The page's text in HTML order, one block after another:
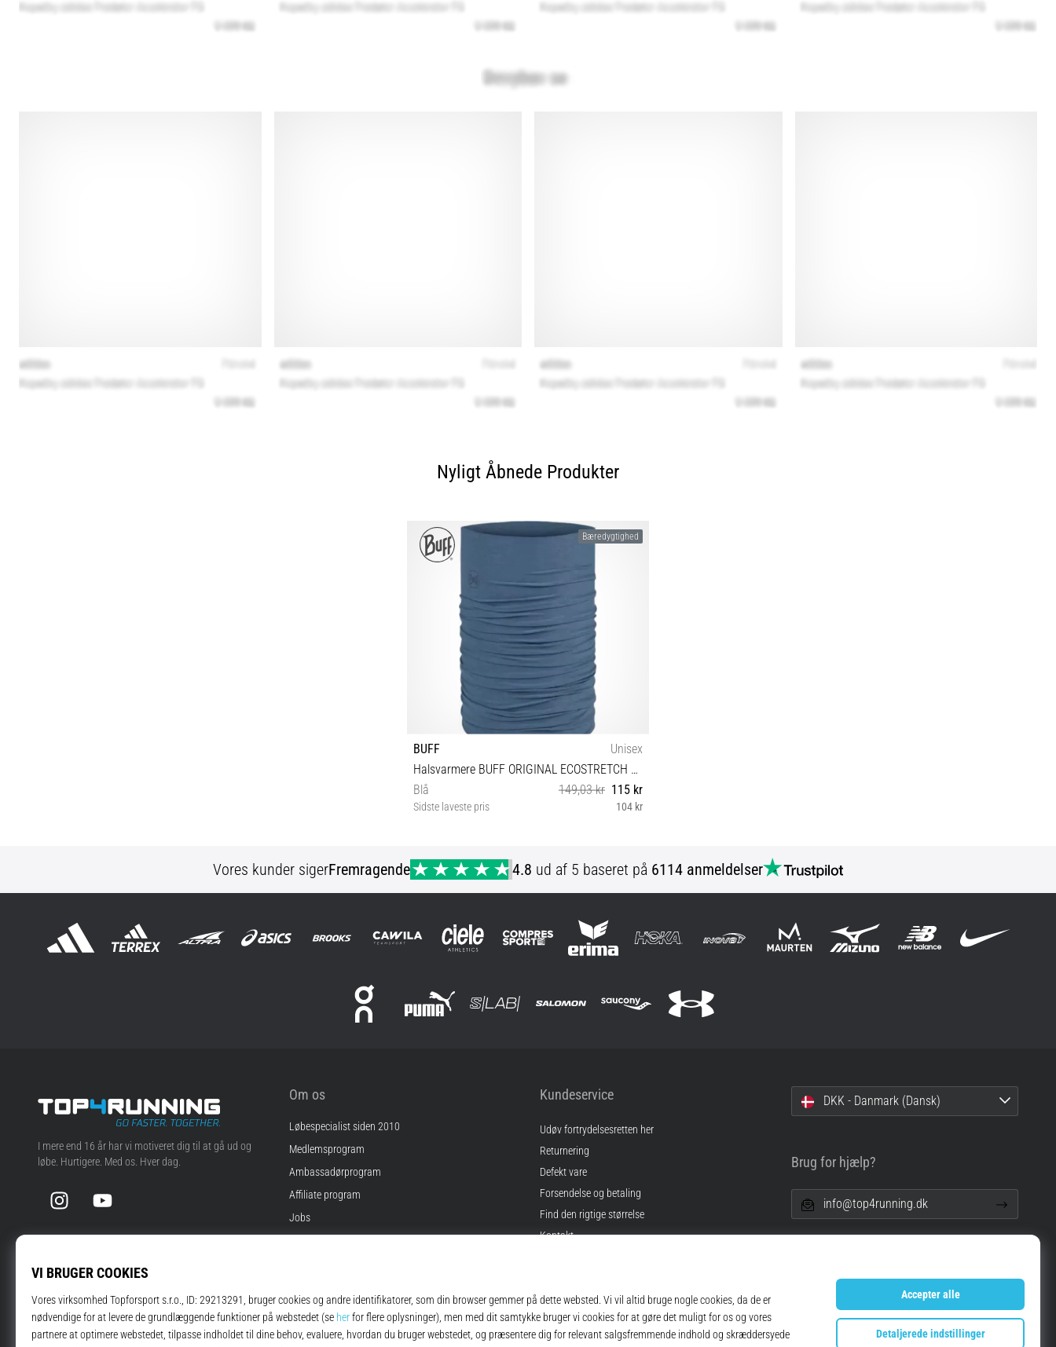
Nyligt Åbnede Produkter
Bæredygtighed
BUFF
Unisex
Halsvarmere BUFF ORIGINAL ECOSTRETCH Neckwear
Blå
149,03 kr 115 kr
Sidste laveste pris 104 kr
Vores kunder sigerFremragende 4.8 ud af 5 baseret på 6114 anmeldelser
Top4Running.dk
I mere end 16 år har vi motiveret dig til at gå ud og
løbe. Hurtigere. Med os. Hver dag.
InstagramYouTube
Om os
Løbespecialist siden 2010
Medlemsprogram
Ambassadørprogram
Affiliate program
Jobs
Kundeservice
Udøv fortrydelsesretten her
Returnering
Defekt vare
Forsendelse og betaling
Find den rigtige størrelse
Kontakt
DKK - Danmark (Dansk)
Brug for hjælp?
info@top4running.dk